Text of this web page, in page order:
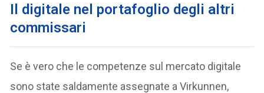
Il digitale nel portafoglio degli altri
commissari
Se è vero che le competenze sul mercato digitale
sono state saldamente assegnate a Virkunnen,